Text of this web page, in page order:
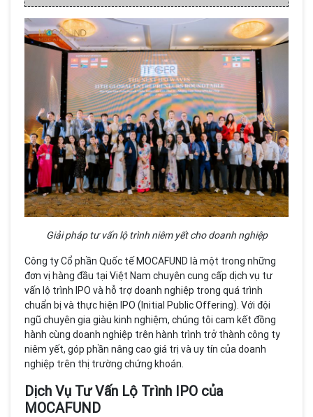
Giải pháp tư vấn lộ trình niêm yết cho doanh nghiệp
Công ty Cổ phần Quốc tế MOCAFUND là một trong những
đơn vị hàng đầu tại Việt Nam chuyên cung cấp dịch vụ tư
vấn lộ trình IPO và hỗ trợ doanh nghiệp trong quá trình
chuẩn bị và thực hiện IPO (Initial Public Offering). Với đội
ngũ chuyên gia giàu kinh nghiệm, chúng tôi cam kết đồng
hành cùng doanh nghiệp trên hành trình trở thành công ty
niêm yết, góp phần nâng cao giá trị và uy tín của doanh
nghiệp trên thị trường chứng khoán.
Dịch Vụ Tư Vấn Lộ Trình IPO của
MOCAFUND